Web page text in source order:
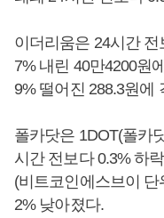
이더리움은 24시간
7% 내린 40만4200원
9% 떨어진 288.3원에
폴카닷은 1DOT(폴카
시간 전보다 0.3% 하
(비트코인에스브이 단
2% 낮아졌다.